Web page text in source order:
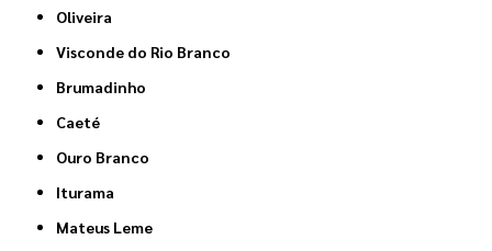
Oliveira
Visconde do Rio Branco
Brumadinho
Caeté
Ouro Branco
Iturama
Mateus Leme